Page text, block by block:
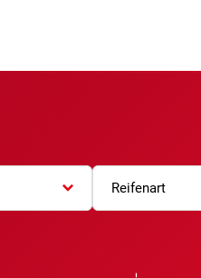
Reifenart